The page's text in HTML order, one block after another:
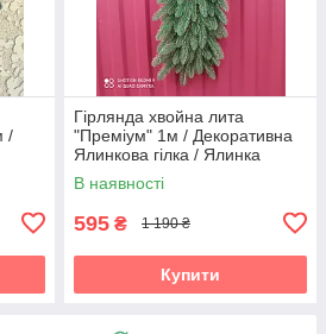
/
Гірлянда хвойна лита
"Преміум" 1м / Декоративна
Ялинкова гілка / Ялинка
В наявності
595 ₴ 1 190 ₴
Купити